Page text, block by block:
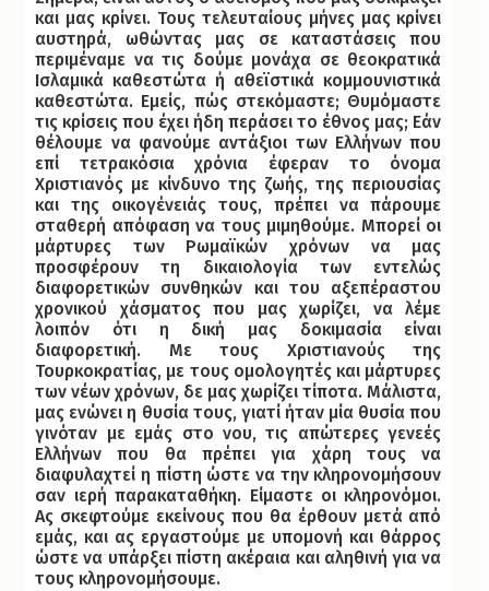
και μας κρίνει. Τους τελευταίους μήνες μας κρίνει
αυστηρά, ωθώντας μας σε καταστάσεις που
περιμέναμε να τις δούμε μονάχα σε θεοκρατικά
Ισλαμικά καθεστώτα ή αθεϊστικά κομμουνιστικά
καθεστώτα. Εμείς, πώς στεκόμαστε; Θυμόμαστε
τις κρίσεις που έχει ήδη περάσει το έθνος μας; Εάν
θέλουμε να φανούμε αντάξιοι των Ελλήνων που
επί τετρακόσια χρόνια έφεραν το όνομα
Χριστιανός με κίνδυνο της ζωής, της περιουσίας
και της οικογένειάς τους, πρέπει να πάρουμε
σταθερή απόφαση να τους μιμηθούμε. Μπορεί οι
μάρτυρες των Ρωμαϊκών χρόνων να μας
προσφέρουν τη δικαιολογία των εντελώς
διαφορετικών συνθηκών και του αξεπέραστου
χρονικού χάσματος που μας χωρίζει, να λέμε
λοιπόν ότι η δική μας δοκιμασία είναι
διαφορετική. Με τους Χριστιανούς της
Τουρκοκρατίας, με τους ομολογητές και μάρτυρες
των νέων χρόνων, δε μας χωρίζει τίποτα. Μάλιστα,
μας ενώνει η θυσία τους, γιατί ήταν μία θυσία που
γινόταν με εμάς στο νου, τις απώτερες γενεές
Ελλήνων που θα πρέπει για χάρη τους να
διαφυλαχτεί η πίστη ώστε να την κληρονομήσουν
σαν ιερή παρακαταθήκη. Είμαστε οι κληρονόμοι.
Ας σκεφτούμε εκείνους που θα έρθουν μετά από
εμάς, και ας εργαστούμε με υπομονή και θάρρος
ώστε να υπάρξει πίστη ακέραια και αληθινή για να
τους κληρονομήσουμε.